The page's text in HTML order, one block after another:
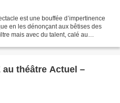
est une bouffée d’impertinence
en les dénonçant aux bêtises des
mais avec du talent, calé au
au théâtre Actuel –